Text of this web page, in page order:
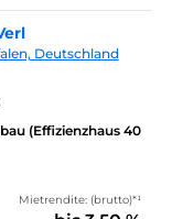
Deutschland
(Effizienzhaus 40
Mietrendite: (brutto)*¹